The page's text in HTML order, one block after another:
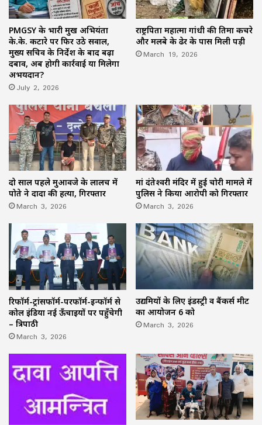
PMGSY के प्रभारी प्रमुख अभियंता
के.के. कटारे पर फिर उठे सवाल,
मुख्य सचिव के निर्देश के बाद बढ़ा
दबाव, अब होगी कार्रवाई या मिलेगा
अभयदान?
July 2, 2026
राष्ट्रपिता महात्मा गांधी की प्रतिमा कचरे
और मलबे के ढेर के पास मिली पड़ी
March 19, 2026
दो साल पहले मुआवजे के लालच में
पोते ने दादा की हत्या, गिरफ्तार
March 3, 2026
मां दंतेश्वरी मंदिर में हुई चोरी मामले में
पुलिस ने किया आरोपी को गिरफ्तार
March 3, 2026
रिफॉर्म-ट्रांसफॉर्म-परफॉर्म-इन्फॉर्म से
कोल इंडिया नई ऊँचाइयों पर पहुँचेगी
– त्रिपाठी
March 3, 2026
उद्यमियों के लिए इंडस्ट्री व बैंकर्स मीट
का आयोजन 6 को
March 3, 2026